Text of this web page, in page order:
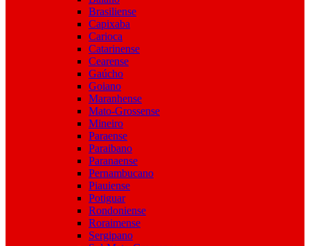
Brasiliense
Capixaba
Carioca
Catarinense
Cearense
Gaúcho
Goiano
Maranhense
Mato-Grossense
Mineiro
Paraense
Paraibano
Paranaense
Pernambucano
Piauiense
Potiguar
Rondoniense
Roraimense
Sergipano